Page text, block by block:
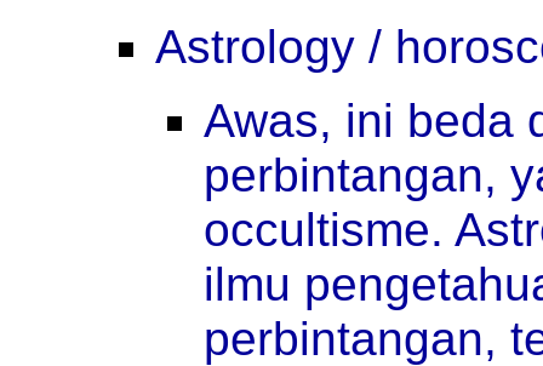
Astrology /
Awas, ini beda
perbintangan,
occultisme.
ilmu
perbintangan,